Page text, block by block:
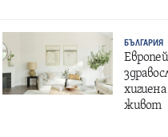
БЪЛГАРИЯ
живот